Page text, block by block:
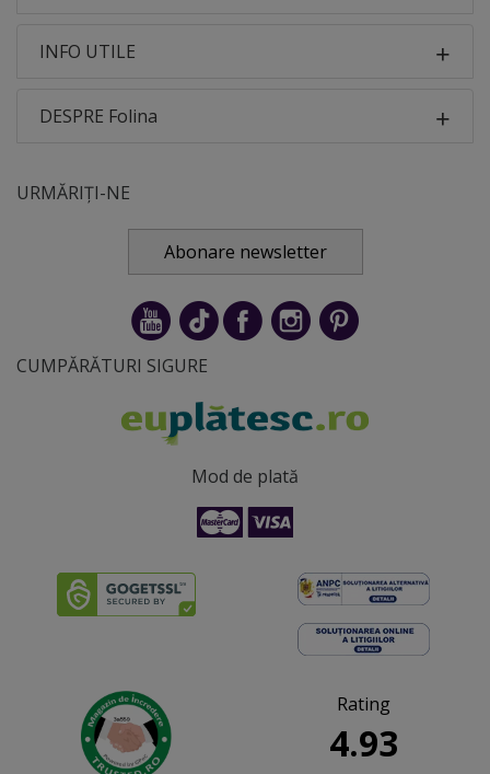
INFO UTILE
DESPRE Folina
URMĂRIȚI-NE
Abonare newsletter
CUMPĂRĂTURI SIGURE
Mod de plată
Rating
4.93